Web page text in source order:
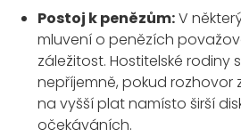
Postoj k penězům:V
mluvení o penězích
záležitost. Hostitelské rodiny
nepříjemně, pokud
na vyšší plat namísto širší
očekáváních.